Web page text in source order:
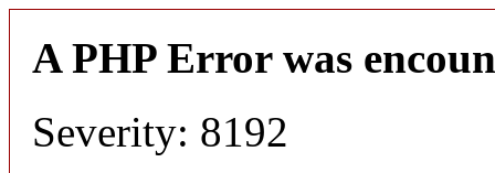
A PHP Error was
Severity: 8192